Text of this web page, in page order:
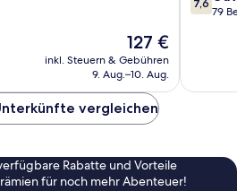
Der
Preis
beträgt
127 €
inkl. Steuern & Gebühren
9. Aug.–10. Aug.
von
7,6
79
vergleichen
Rabatte und Vorteile
für noch mehr Abenteuer!